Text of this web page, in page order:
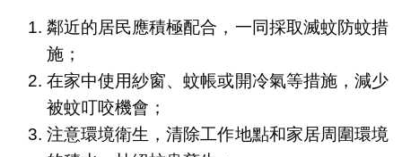
鄰近的居民應積極配合，一同採取滅蚊防蚊措
施；
在家中使用紗窗、蚊帳或開冷氣等措施，減少
被蚊叮咬機會；
注意環境衛生，清除工作地點和家居周圍環境